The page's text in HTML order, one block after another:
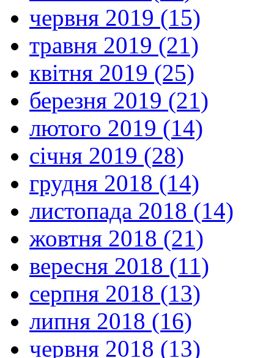
червня 2019 (15)
травня 2019 (21)
квітня 2019 (25)
березня 2019 (21)
лютого 2019 (14)
січня 2019 (28)
грудня 2018 (14)
листопада 2018 (14)
жовтня 2018 (21)
вересня 2018 (11)
серпня 2018 (13)
липня 2018 (16)
червня 2018 (13)